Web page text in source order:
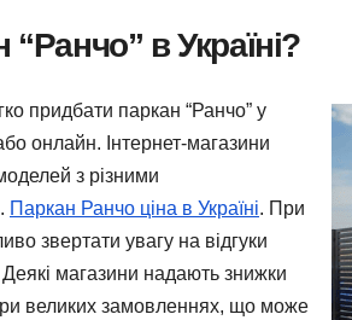
в Україні?
придбати паркан “Ранчо” у
онлайн. Інтернет-магазини
з різними
Паркан Ранчо ціна в Україні. При
звертати увагу на відгуки
магазини надають знижки
великих замовленнях, що може